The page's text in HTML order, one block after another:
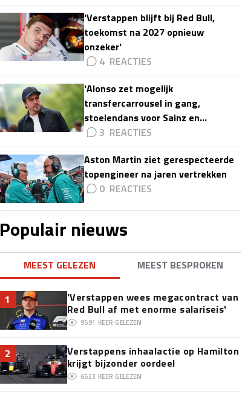
'Verstappen blijft bij Red Bull,
toekomst na 2027 opnieuw
onzeker'
4
'Alonso zet mogelijk
transfercarrousel in gang,
stoelendans voor Sainz en
Colapinto'
3
Aston Martin ziet gerespecteerde
topengineer na jaren vertrekken
0
Populair nieuws
MEEST GELEZEN MEEST BESPROKEN
1
'Verstappen wees megacontract van
Red Bull af met enorme salariseis'
9591 KEER GELEZEN
2
Verstappens inhaalactie op Hamilton
krijgt bijzonder oordeel
6523 KEER GELEZEN